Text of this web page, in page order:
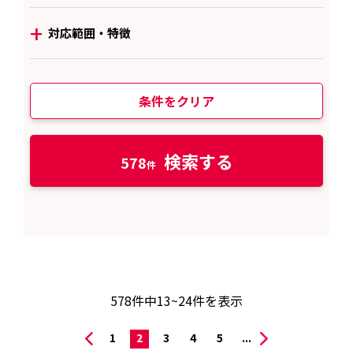
+ 対応範囲・特徴
条件をクリア
578 検索する
578件中13~24件を表示
1 2 3 4 5 ...